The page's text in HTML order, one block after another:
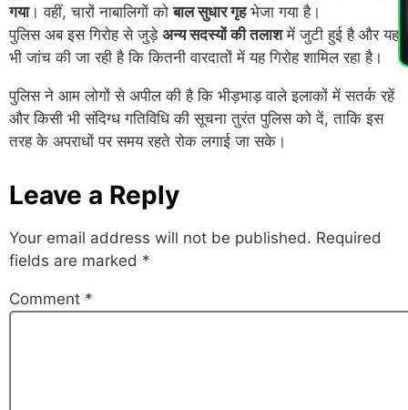
गया। वहीं, चारों नाबालिगों कोबाल सुधार गृहभेजा गया है।
पुलिस अब इस गिरोह से जुड़े अन्य सदस्यों की तलाशमें जुटी हुई है और यह
भी जांच की जा रही है कि कितनी वारदातों में यह गिरोह शामिल रहा है।
पुलिस ने आम लोगों से अपील की है कि भीड़भाड़ वाले इलाकों में सतर्क रहें
और किसी भी संदिग्ध गतिविधि की सूचना तुरंत पुलिस को दें, ताकि इस
तरह के अपराधों पर समय रहते रोक लगाई जा सके।
Leave a Reply
Your email address will not be published. Required
fields are marked *
Comment *